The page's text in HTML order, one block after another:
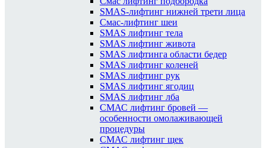
SMAS-лифтинг нижней трети лица
Смас-лифтинг шеи
SMAS лифтинг тела
SMAS лифтинг живота
SMAS лифтинга области бедер
SMAS лифтинг коленей
SMAS лифтинг рук
SMAS лифтинг ягодиц
SMAS лифтинг лба
СМАС лифтинг бровей —
особенности омолаживающей
процедуры
СМАС лифтинг щек